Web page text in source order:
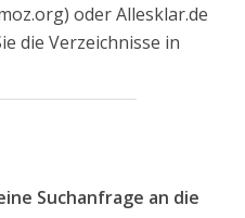
oder Allesklar.de
die Verzeichnisse in
Suchanfrage an die